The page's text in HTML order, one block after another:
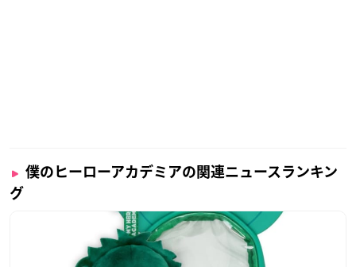
僕のヒーローアカデミアの関連ニュースランキン
グ